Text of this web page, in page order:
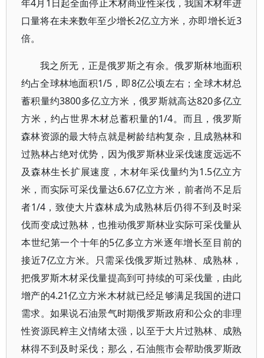
年4月1日起全面停止木材商业性采伐，我国木材年进
口量将在未来数年至少增长2亿立方米，亦即增长近3
倍。
我之所无，正是俄罗斯之有余。俄罗斯林地面积
约占全球林地面积1/5，即8亿公顷左右；全球木材总
蓄积量约3800多亿立方米，俄罗斯就高达820多亿立
方米，约占世界木材总蓄积量的1/4。而且，俄罗斯
森林资源的最大特点就是树龄结构复杂，且成熟林和
过熟林占绝对优势，因为俄罗斯林业采伐速度远远不
及森林生长扩展速度，木材年采伐量约为1.5亿立方
米，而实际可采伐量达6.67亿立方米，前者尚不足后
者1/4，致使大片森林成为成熟林后仍得不到及时采
伐而变成过熟林，也推动俄罗斯林业实际可采伐量从
本世纪第一个十年的5亿多立方米逐年增长至目前的
接近7亿立方米。只需采伐俄罗斯过熟林、成熟林，
把俄罗斯木材采伐量提高到可持续的可采伐量，由此
增产的4.21亿立方米木材就已经足够满足我国的进口
需求。如果说石油景气时期俄罗斯政府和公众的非理
性资源民粹主义情绪太强，以至于大片过熟林、成熟
林得不到及时采伐；那么，石油熊市会帮助俄罗斯政